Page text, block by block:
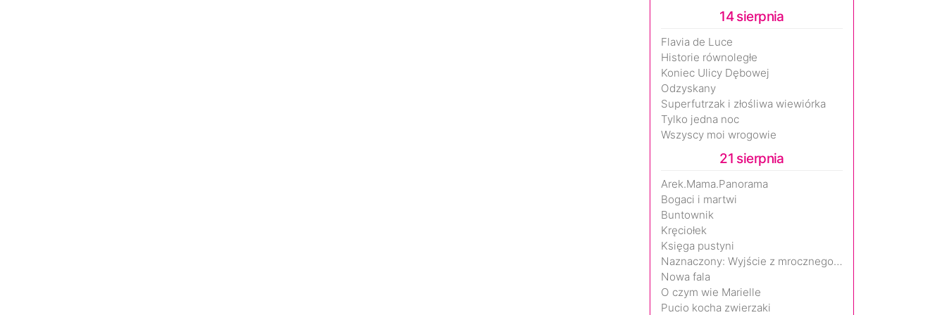
14 sierpnia
Flavia de Luce
Historie równoległe
Koniec Ulicy Dębowej
Odzyskany
Superfutrzak i złośliwa wiewiórka
Tylko jedna noc
Wszyscy moi wrogowie
21 sierpnia
Arek.Mama.Panorama
Bogaci i martwi
Buntownik
Kręciołek
Księga pustyni
Naznaczony: Wyjście z mrocznego wymiaru
Nowa fala
O czym wie Marielle
Pucio kocha zwierzaki